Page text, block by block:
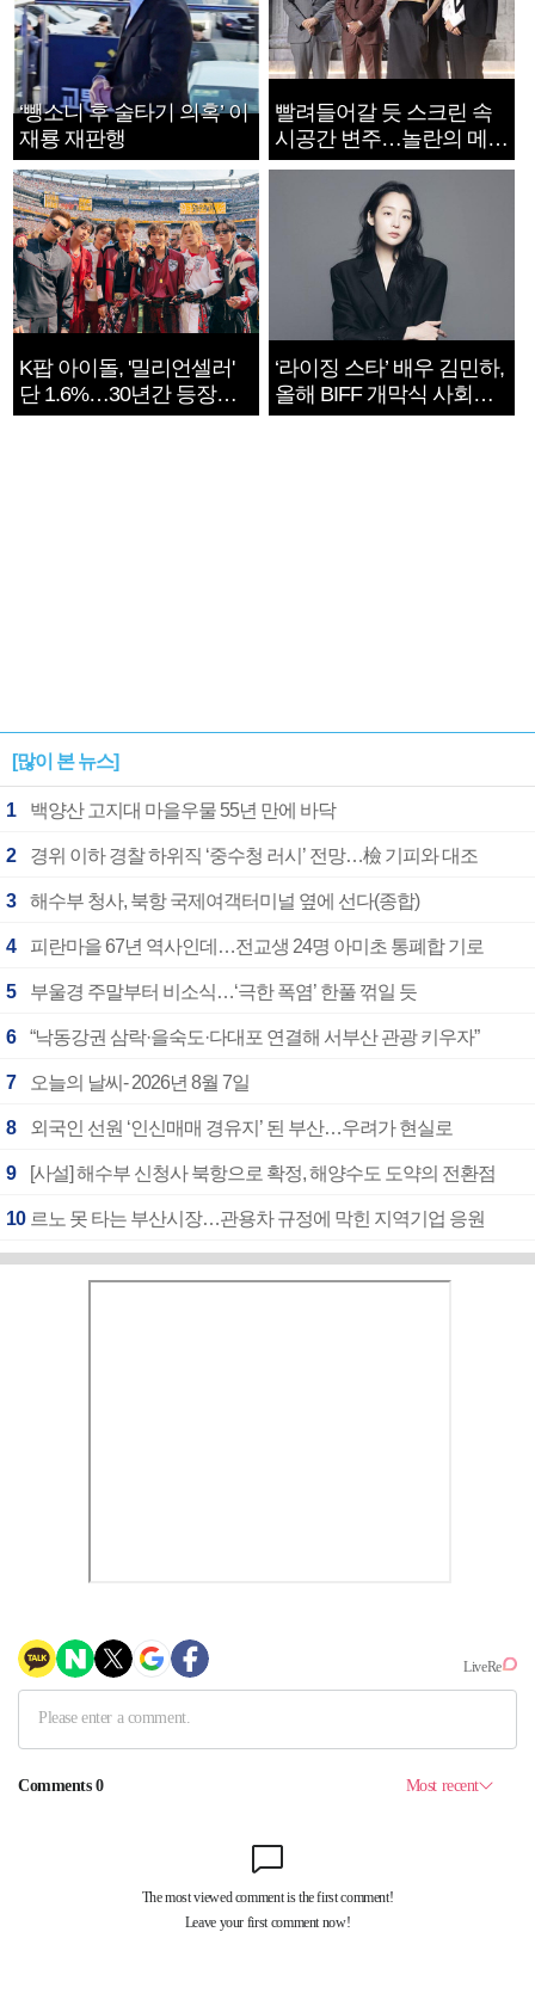
‘뺑소니 후 술타기 의혹’ 이
재룡 재판행
빨려들어갈 듯 스크린 속
시공간 변주…놀란의 메시
지는 ‘전쟁 속죄’
K팝 아이돌, '밀리언셀러'
단 1.6%…30년간 등장
1182개팀 전수조사
‘라이징 스타’ 배우 김민하,
올해 BIFF 개막식 사회자
확정
[많이 본 뉴스]
1 백양산 고지대 마을우물 55년 만에 바닥
2 경위 이하 경찰 하위직 ‘중수청 러시’ 전망…檢 기피와 대조
3 해수부 청사, 북항 국제여객터미널 옆에 선다(종합)
4 피란마을 67년 역사인데…전교생 24명 아미초 통폐합 기로
5 부울경 주말부터 비소식…‘극한 폭염’ 한풀 꺾일 듯
6 “낙동강권 삼락·을숙도·다대포 연결해 서부산 관광 키우자”
7 오늘의 날씨- 2026년 8월 7일
8 외국인 선원 ‘인신매매 경유지’ 된 부산…우려가 현실로
9 [사설] 해수부 신청사 북항으로 확정, 해양수도 도약의 전환점
10 르노 못 타는 부산시장…관용차 규정에 막힌 지역기업 응원